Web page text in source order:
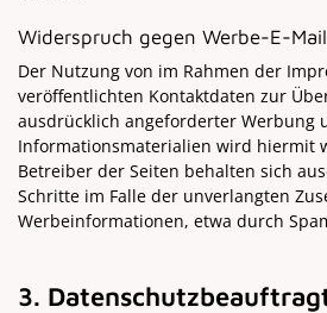
Widerspruch gegen Werbe-E-
Der Nutzung von im Rahmen der
veröffentlichten Kontaktdaten zur
ausdrücklich angeforderter Werbung
Informationsmaterialien wird hiermit
Betreiber der Seiten behalten sich
Schritte im Falle der unverlangten
Werbeinformationen, etwa durch
3.